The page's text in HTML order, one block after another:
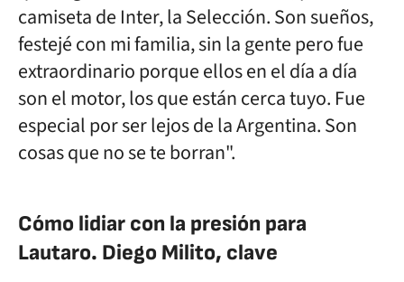
camiseta de Inter, la Selección. Son sueños,
festejé con mi familia, sin la gente pero fue
extraordinario porque ellos en el día a día
son el motor, los que están cerca tuyo. Fue
especial por ser lejos de la Argentina. Son
cosas que no se te borran".
Cómo lidiar con la presión para
Lautaro. Diego Milito, clave